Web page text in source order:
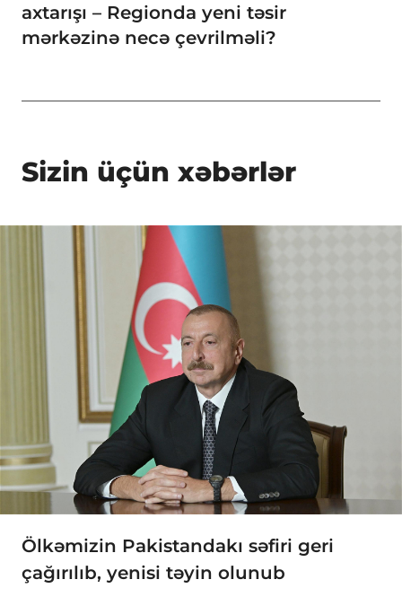
axtarışı – Regionda yeni təsir
mərkəzinə necə çevrilməli?
Sizin üçün xəbərlər
Ölkəmizin Pakistandakı səfiri geri
çağırılıb, yenisi təyin olunub